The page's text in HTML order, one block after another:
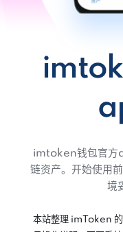
imtoken钱包官方
链资产。开始使用
境
本站整理 imToken 的